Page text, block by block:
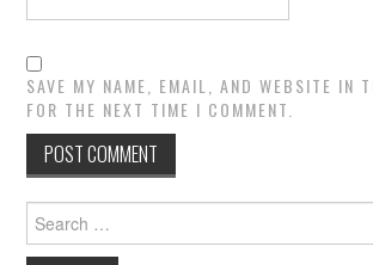
SAVE MY NAME, EMAIL, AND WEBSITE IN
FOR THE NEXT TIME I COMMENT.
for: